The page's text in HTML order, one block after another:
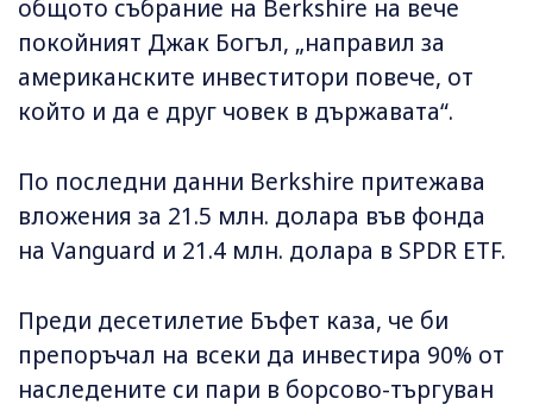
общото събрание на Berkshire на вече
покойният Джак Богъл, „направил за
американските инвеститори повече, от
който и да е друг човек в държавата“.
По последни данни Berkshire притежава
вложения за 21.5 млн. долара във фонда
на Vanguard и 21.4 млн. долара в SPDR ETF.
Преди десетилетие Бъфет каза, че би
препоръчал на всеки да инвестира 90% от
наследените си пари в борсово-търгуван